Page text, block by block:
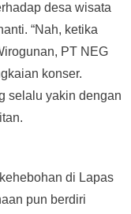
desa wisata
“Nah, ketika
PT NEG
konser.
selalu yakin dengan
di Lapas
pun berdiri